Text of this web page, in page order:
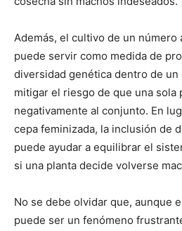
Además, el cultivo de un número
puede servir como medida de
diversidad genética dentro de
mitigar el riesgo de que una sola
negativamente al conjunto. En
cepa feminizada, la inclusión de
puede ayudar a equilibrar el
si una planta decide volverse
No se debe olvidar que, aunque
puede ser un fenómeno